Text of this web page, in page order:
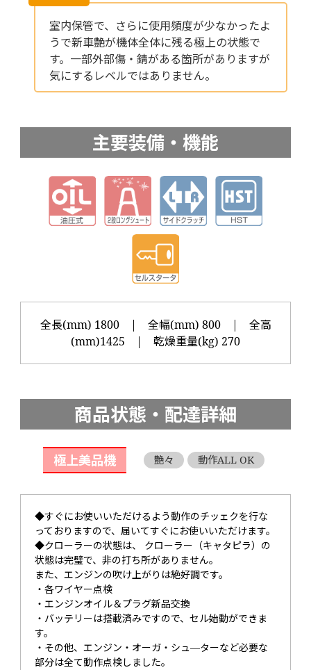
室内保管で、さらに使用頻度が少なかったよ
うで新車艶が機体全体に残る極上の状態で
す。一部外部傷・錆がある箇所がありますが
気にするレベルではありません。
主要装備・機能
全長(mm) 1800 | 全幅(mm) 800 | 全高
(mm)1425 | 乾燥重量(kg) 270
商品状態・配達詳細
極上美品機 艶々 動作ALL OK
◆すぐにお使いいただけるよう動作のチッェクを行な
っておりますので、届いてすぐにお使いいただけます。
◆クローラーの状態は、 クローラー（キャタピラ）の
状態は完璧で、非の打ち所がありません。
また、エンジンの吹け上がりは絶好調です。
・各ワイヤー点検
・エンジンオイル＆プラグ新品交換
・バッテリーは搭載済みですので、セル始動ができま
す。
・その他、エンジン・オーガ・シュ―ターなど必要な
部分は全て動作点検しました。